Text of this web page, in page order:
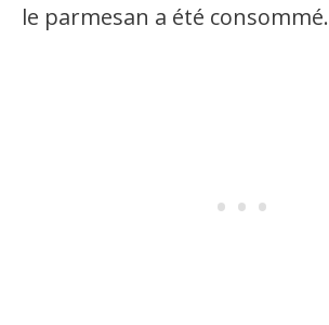
le parmesan a été consommé.